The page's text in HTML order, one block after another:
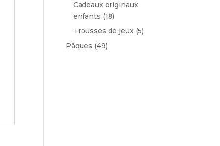
Cadeaux originaux
enfants (18)
Trousses de jeux (5)
Pâques (49)